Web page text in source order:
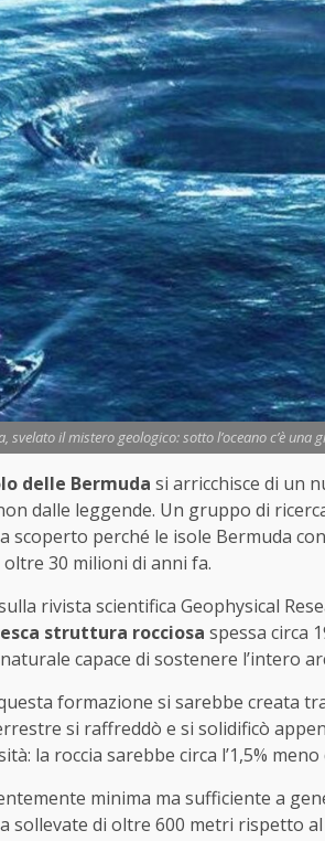
svelato il mistero geologico: sotto l’oceano c’è
delle Bermuda si arricchisce di un
dalle leggende. Un gruppo di
scoperto perché le isole Bermuda
30 milioni di anni fa.
rivista scientifica Geophysical
struttura rocciosa spessa circa
capace di sostenere l’intero
formazione si sarebbe creata
si raffreddò e si solidificò
la roccia sarebbe circa l’1,5%
minima ma sufficiente a
sollevate di oltre 600 metri rispetto